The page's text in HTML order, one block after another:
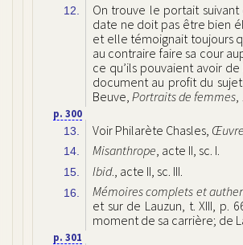
12.
On trouve le portait
date ne doit pas être bien
et elle témoignait toujours
au contraire faire sa cour
ce qu’ils pouvaient avoir de
document au profit du
Beuve, Portraits de femmes
p. 300
13. Voir Philarète Chasles,
14. Misanthrope, acte II, sc. I.
15. Ibid., acte II, sc. III.
16.
Mémoires complets et
et sur de Lauzun, t. XIII, p.
moment de sa carrière; de
p. 301